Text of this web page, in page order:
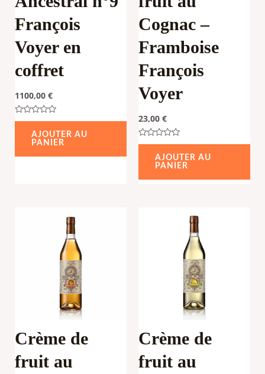
François
Voyer en
coffret
1100,00 €
Note
AJOUTER AU
PANIER
Cognac –
Framboise
François
Voyer
23,00 €
Note
AJOUTER AU
PANIER
Crème de
fruit au
Crème de
fruit au